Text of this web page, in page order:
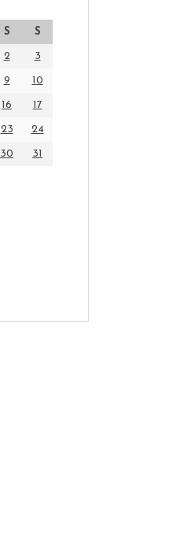
S S
2 3
9 10
16 17
23 24
30
31